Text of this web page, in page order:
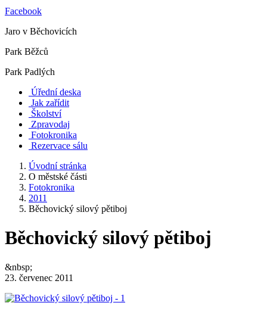
Facebook
Jaro v Běchovicích
Park Běžců
Park Padlých
Úřední deska
Jak zařídit
Školství
Zpravodaj
Fotokronika
Rezervace sálu
Úvodní stránka
O městské části
Fotokronika
2011
Běchovický silový pětiboj
Běchovický silový pětiboj
&nbsp;
23. červenec 2011